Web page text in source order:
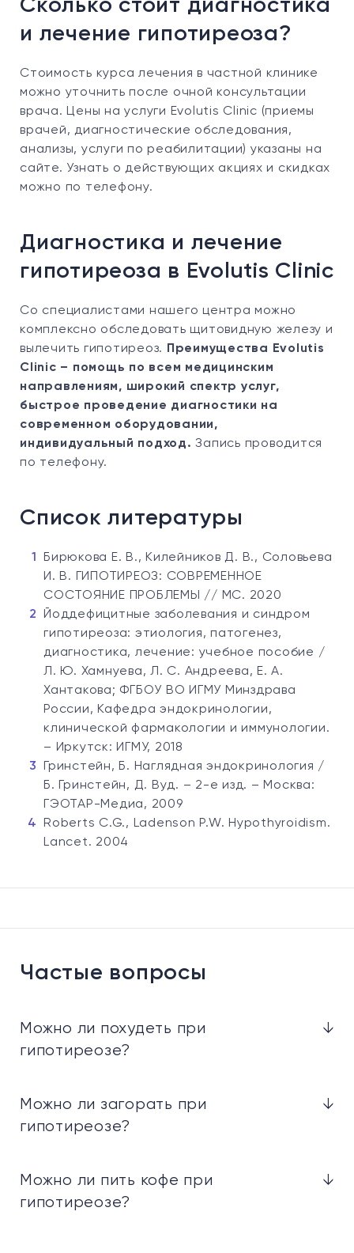
Сколько стоит диагностика
и лечение гипотиреоза?
Стоимость курса лечения в частной клинике
можно уточнить после очной консультации
врача. Цены на услуги Evolutis Clinic (приемы
врачей, диагностические обследования,
анализы, услуги по реабилитации) указаны на
сайте. Узнать о действующих акциях и скидках
можно по телефону.
Диагностика и лечение
гипотиреоза в Evolutis Clinic
Со специалистами нашего центра можно
комплексно обследовать щитовидную железу и
вылечить гипотиреоз.
Преимущества Evolutis
Clinic – помощь по всем медицинским
направлениям, широкий спектр услуг,
быстрое проведение диагностики на
современном оборудовании,
индивидуальный подход. Запись проводится
по телефону.
Список литературы
Бирюкова Е. В., Килейников Д. В., Соловьева
И. В. ГИПОТИРЕОЗ: СОВРЕМЕННОЕ
СОСТОЯНИЕ ПРОБЛЕМЫ // МС. 2020
Йоддефицитные заболевания и синдром
гипотиреоза: этиология, патогенез,
диагностика, лечение: учебное пособие /
Л. Ю. Хамнуева, Л. С. Андреева, Е. А.
Хантакова; ФГБОУ ВО ИГМУ Минздрава
России, Кафедра эндокринологии,
клинической фармакологии и иммунологии.
– Иркутск: ИГМУ, 2018
Гринстейн, Б. Наглядная эндокринология /
Б. Гринстейн, Д. Вуд. – 2-е изд. – Москва:
ГЭОТАР-Медиа, 2009
Roberts C.G., Ladenson P.W. Hypothyroidism.
Lancet. 2004
Частые вопросы
Можно ли похудеть при
гипотиреозе?
↓
Можно ли загорать при
гипотиреозе?
↓
Можно ли пить кофе при
гипотиреозе?
↓